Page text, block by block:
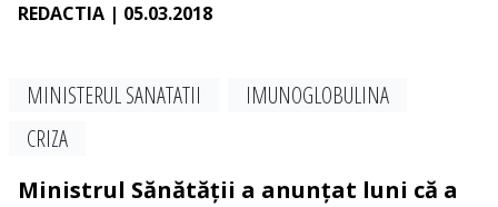
REDACTIA | 05.03.2018
MINISTERUL SANATATII
IMUNOGLOBULINA
CRIZA
Ministrul Sănătății a anunțat luni că a